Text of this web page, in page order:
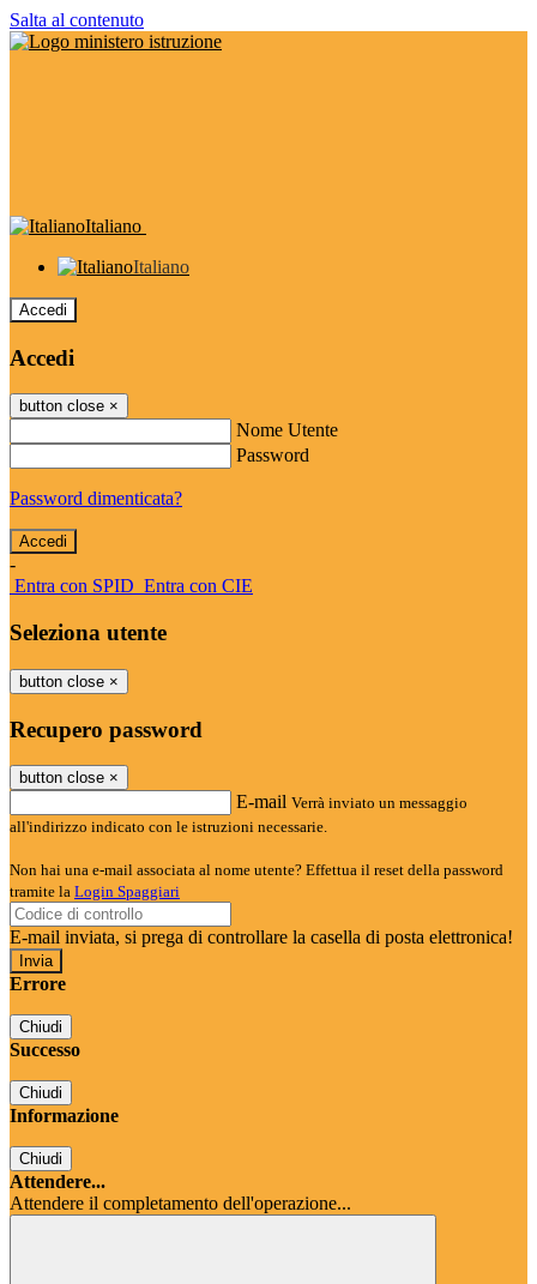
Salta al contenuto
Italiano
Italiano
Accedi
Accedi
button close ×
Nome Utente
Password
Password dimenticata?
-
Entra con SPID Entra con CIE
Seleziona utente
button close ×
Recupero password
button close ×
E-mail Verrà inviato un messaggio
all'indirizzo indicato con le istruzioni necessarie.
Non hai una e-mail associata al nome utente? Effettua il reset della password
tramite la Login Spaggiari
E-mail inviata, si prega di controllare la casella di posta elettronica!
Errore
Chiudi
Successo
Chiudi
Informazione
Chiudi
Attendere...
Attendere il completamento dell'operazione...